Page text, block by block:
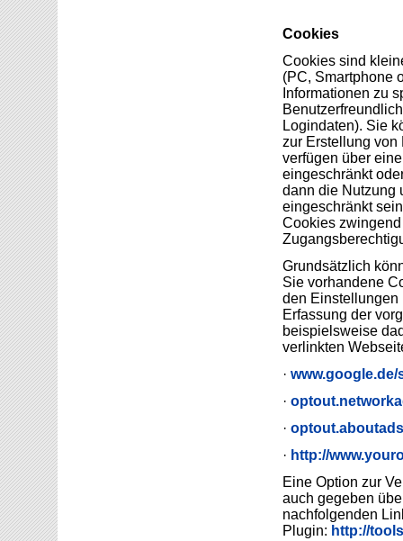
Cookies
Cookies sind
(PC, Smartphone
Informationen zu
Logindaten). Sie
zur Erstellung von
verfügen über
eingeschränkt
dann die Nutzung
eingeschränkt
Cookies
Grundsätzlich
Sie vorhandene
den Einstellungen
Erfassung der
beispielsweise
verlinkten
·
·
·
· http://
Eine Option zur
auch gegeben
nachfolgenden
Plugin: http://